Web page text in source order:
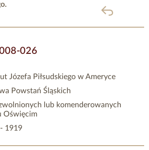
powrót
026
Józefa Piłsudskiego w Ameryce
Powstań Śląskich
lub komenderowanych
Oświęcim
1919